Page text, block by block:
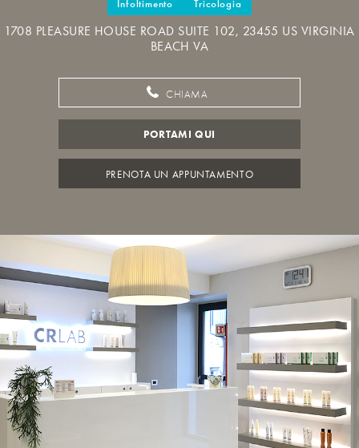
Infoltimento Tricologia
1708 PLEASURE HOUSE ROAD SUITE 102, 23455 US VIRGINIA
BEACH VA
CHIAMA
PORTAMI QUI
PRENOTA UN APPUNTAMENTO